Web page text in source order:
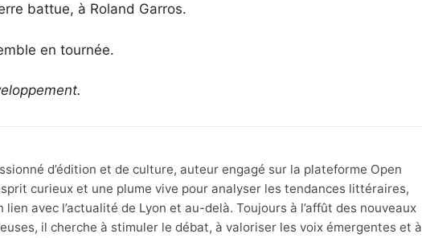
battue, à Roland Garros.
en tournée.
d’édition et de culture, auteur engagé sur la plateforme Open
curieux et une plume vive pour analyser les tendances littéraires,
avec l’actualité de Lyon et au-delà. Toujours à l’affût des nouveaux
il cherche à stimuler le débat, à valoriser les voix émergentes et à